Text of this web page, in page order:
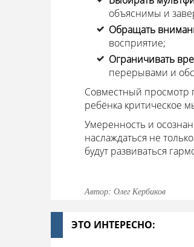
объяснимы и
Обращать
восприятие;
Ограничивать
перерывами и
Совместный просмотр
ребёнка критическое
Умеренность и
наслаждаться не
будут развиваться
Автор: Олег Кербиков
ЭТО ИНТЕРЕСНО: